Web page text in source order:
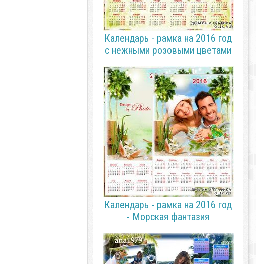
Календарь - рамка на 2016 год
с нежными розовыми цветами
Календарь - рамка на 2016 год
- Морская фантазия